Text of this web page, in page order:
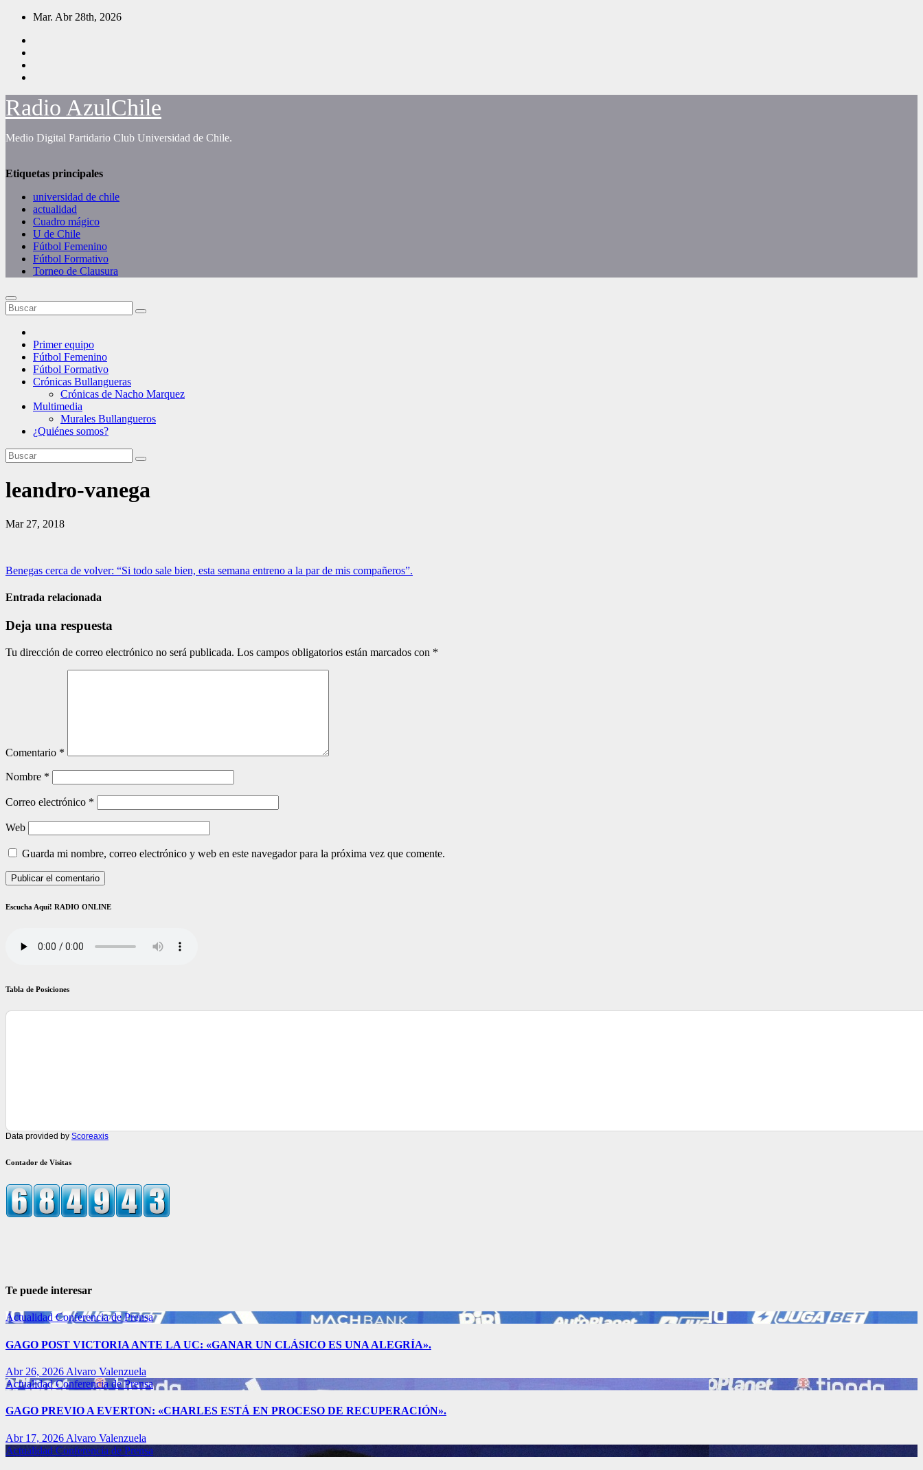
Saltar
contenido
Mar. Abr 28th, 2026
Radio AzulChile
Medio Digital Partidario Club Universidad de Chile.
Etiquetas principales
universidad de chile
actualidad
Cuadro mágico
U de Chile
Fútbol Femenino
Fútbol Formativo
Torneo de Clausura
Primer equipo
Fútbol Femenino
Fútbol Formativo
Crónicas Bullangueras
Crónicas de Nacho Marquez
Multimedia
Murales Bullangueros
¿Quiénes somos?
leandro-vanega
Mar 27, 2018
Navegación
de
Benegas cerca de volver: “Si todo sale bien, esta semana entreno a la par de mis compañeros”.
Entrada relacionada
Deja una respuesta
Tu dirección de correo electrónico no será publicada. Los campos obligatorios están marcados con *
Comentario *
Nombre *
Correo electrónico *
Web
Guarda mi nombre, correo electrónico y web en este navegador para la próxima vez que comente.
Escucha Aquí! RADIO ONLINE
Tabla de Posiciones
Data provided by Scoreaxis
Contador de Visitas
Te puede interesar
ActualidadConferencia de Prensa
GAGO POST VICTORIA ANTE LA UC: «GANAR UN CLÁSICO ES UNA ALEGRÍA».
Abr 26, 2026 Alvaro Valenzuela
ActualidadConferencia de Prensa
GAGO PREVIO A EVERTON: «CHARLES ESTÁ EN PROCESO DE RECUPERACIÓN».
Abr 17, 2026 Alvaro Valenzuela
Actualidad Conferencia de Prensa